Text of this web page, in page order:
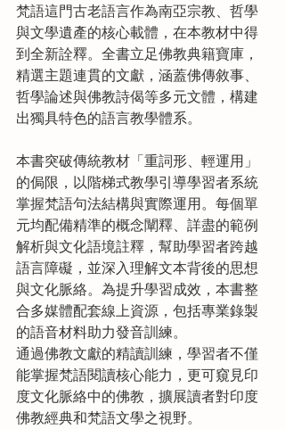
梵語這門古老語言作為南亞宗教、哲學
與文學遺產的核心載體，在本教材中得
到全新詮釋。全書立足佛教典籍寶庫，
精選主題連貫的文獻，涵蓋佛傳敘事、
哲學論述與佛教詩偈等多元文體，構建
出獨具特色的語言教學體系。
本書突破傳統教材「重詞形、輕運用」
的侷限，以階梯式教學引導學習者系統
掌握梵語句法結構與實際運用。每個單
元均配備精準的概念闡釋、詳盡的範例
解析與文化語境註釋，幫助學習者跨越
語言障礙，並深入理解文本背後的思想
與文化脈絡。為提升學習成效，本書整
合多媒體配套線上資源，包括專業錄製
的語音材料助力發音訓練。
通過佛教文獻的精讀訓練，學習者不僅
能掌握梵語閱讀核心能力，更可窺見印
度文化脈絡中的佛教，擴展讀者對印度
佛教經典和梵語文學之視野。